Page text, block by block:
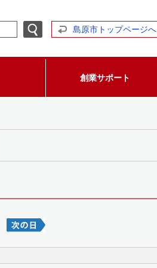
島原市トップページへ
創業サポート